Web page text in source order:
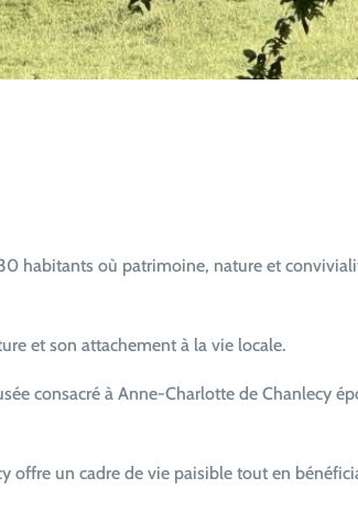
habitants où patrimoine, nature et
et son attachement à la vie locale.
consacré à Anne-Charlotte de Chanlecy
offre un cadre de vie paisible tout en